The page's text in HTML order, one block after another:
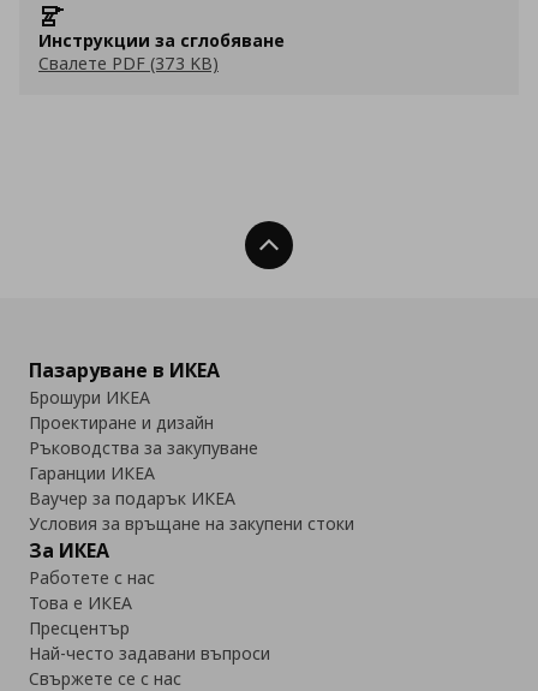
Инструкции за сглобяване
Свалете PDF (373 KB)
Нагоре
Пазаруване в ИКЕА
Брошури ИКЕА
Проектиране и дизайн
Ръководства за закупуване
Гаранции ИКЕА
Ваучер за подарък ИКЕА
Условия за връщане на закупени стоки
За ИКЕА
Работете с нас
Това е ИКЕА
Пресцентър
Най-често задавани въпроси
Свържете се с нас